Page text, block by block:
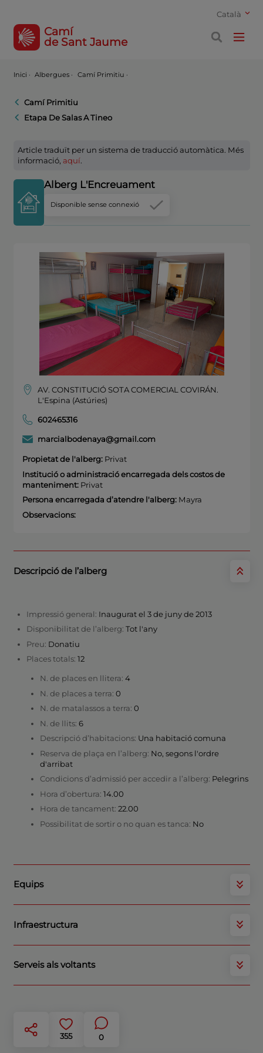
Català
Camí
de Sant Jaume
Inici · Albergues · Camí Primitiu ·
Camí Primitiu
Etapa De Salas A Tineo
Article traduït per un sistema de traducció automàtica. Més
informació, aquí.
Alberg L'Encreuament
Disponible sense connexió
355 0
AV. CONSTITUCIÓ SOTA COMERCIAL COVIRÁN.
L'Espina (Astúries)
602465316
marcialbodenaya@gmail.com
Propietat de l'alberg:Privat
Institució o administració encarregada dels costos de
manteniment:Privat
Persona encarregada d’atendre l'alberg:Mayra
Observacions:
Descripció de l’alberg
Impressió general: Inaugurat el 3 de juny de 2013
Disponibilitat de l’alberg: Tot l'any
Preu: Donatiu
Places totals: 12
N. de places en llitera: 4
N. de places a terra: 0
N. de matalassos a terra: 0
N. de llits: 6
Descripció d’habitacions: Una habitació comuna
Reserva de plaça en l’alberg: No, segons l'ordre
d'arribat
Condicions d’admissió per accedir a l’alberg: Pelegrins
Hora d’obertura: 14.00
Hora de tancament: 22.00
Possibilitat de sortir o no quan es tanca: No
Equips
Infraestructura
Serveis als voltants